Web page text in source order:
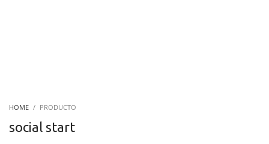
HOME PRODUCTO
social start